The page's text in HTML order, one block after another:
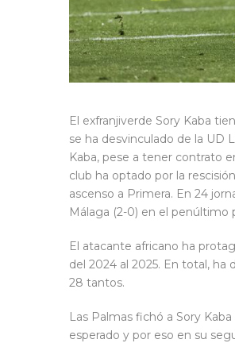
El exfranjiverde Sory Kaba
se ha desvinculado de la UD
Kaba, pese a tener contrato
club ha optado por la
ascenso a Primera. En 24
Málaga (2-0) en el penúltimo
El atacante africano ha
del 2024 al 2025. En total,
28 tantos.
Las Palmas fichó a Sory
esperado y por eso en su